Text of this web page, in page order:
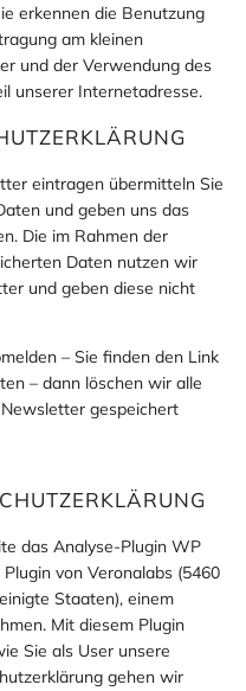
erkennen die Benutzung
am kleinen
und der Verwendung des
unserer Internetadresse.
eintragen übermitteln Sie
und geben uns das
Die im Rahmen der
Daten nutzen wir
und geben diese nicht
– Sie finden den Link
– dann löschen wir alle
gespeichert
das Analyse-Plugin WP
von Veronalabs (5460
Staaten), einem
Mit diesem Plugin
Sie als User unsere
gehen wir